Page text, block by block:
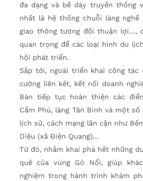
đa dạng và bề dày truyền thống
nhất là hệ thống chuỗi làng
giao thông tương đối thuận lợi…,
quan trọng để các loại hình du
hội phát triển.
Sắp tới, ngoài triển khai công tác
cường liên kết, kết nối doanh
Bàn tiếp tục hoàn thiện các
Cẩm Phú, làng Tân Bình và một
lịch sử, cách mạng lân cận như
Diệu (xã Điện Quang)…
Từ đó, nhằm khai phá hết những
quê của vùng Gò Nổi, giúp
nghiệm trong hành trình khám